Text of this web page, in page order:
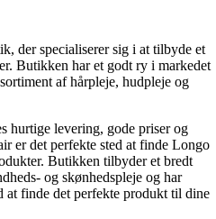
der specialiserer sig i at tilbyde et
Butikken har et godt ry i markedet
af hårpleje, hudpleje og
hurtige levering, gode priser og
er det perfekte sted at finde Longo
Butikken tilbyder et bredt
og skønhedspleje og har
at finde det perfekte produkt til dine